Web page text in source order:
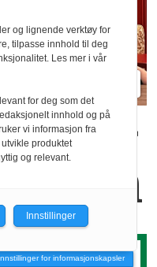
binder
for informasjonskapsler
og lignende verktøy for
tilpasse innhold til deg
Les mer i vår
for deg som det
innhold og på
vi informasjon fra
produktet
og relevant.
Innstillinger